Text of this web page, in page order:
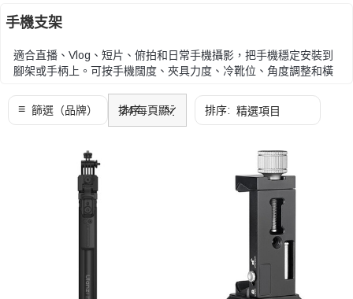
手機支架
適合直播、Vlog、短片、俯拍和日常手機攝影，把手機穩定安裝到
腳架或手柄上。可按手機闊度、夾具力度、冷靴位、角度調整和橫
可按手機闊度、夾具力度、冷靴位、角度調整和橫直拍切換方式比
較。